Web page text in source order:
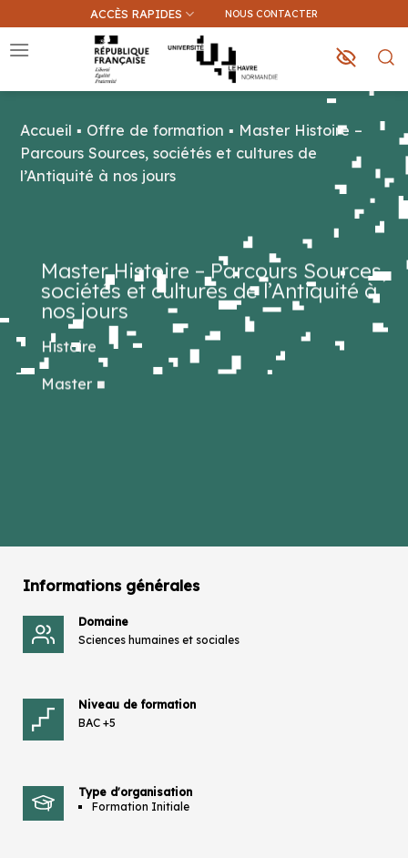
au
contenu
ACCÈS RAPIDES NOUS CONTACTER
Que recherchez-vous ?
Une information sur ce site
Master Histoire – Parcours Sources,
sociétés et cultures de l’Antiquité à
nos jours
Histoire
Master■
Accueil ▪ Offre de formation ▪ Master Histoire –
Parcours Sources, sociétés et cultures de
l’Antiquité à nos jours
Informations générales
Domaine
Sciences humaines et sociales
Niveau de formation
BAC +5
Type d'organisation
Formation Initiale